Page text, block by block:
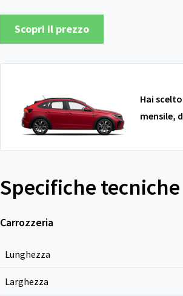
Scopri il prezzo
Hai
mensile,
Specifiche tecniche
Carrozzeria
Lunghezza
Larghezza